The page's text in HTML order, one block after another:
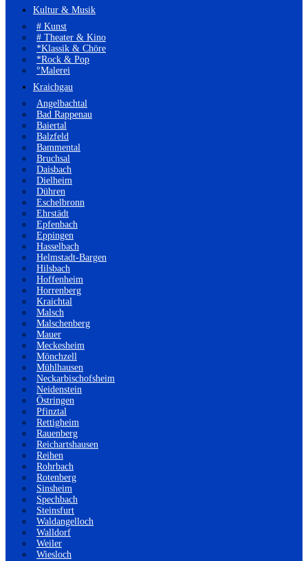
Kultur & Musik
# Kunst
# Theater & Kino
*Klassik & Chöre
*Rock & Pop
°Malerei
Kraichgau
Angelbachtal
Bad Rappenau
Baiertal
Balzfeld
Bammental
Bruchsal
Daisbach
Dielheim
Dühren
Eschelbronn
Ehrstädt
Epfenbach
Eppingen
Hasselbach
Helmstadt-Bargen
Hilsbach
Hoffenheim
Horrenberg
Kraichtal
Malsch
Malschenberg
Mauer
Meckesheim
Mönchzell
Mühlhausen
Neckarbischofsheim
Neidenstein
Östringen
Pfinztal
Rettigheim
Rauenberg
Reichartshausen
Reihen
Rohrbach
Rotenberg
Sinsheim
Spechbach
Steinsfurt
Waldangelloch
Walldorf
Weiler
Wiesloch